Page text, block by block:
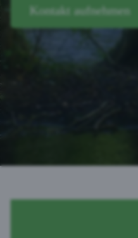
Kontakt aufnehmen